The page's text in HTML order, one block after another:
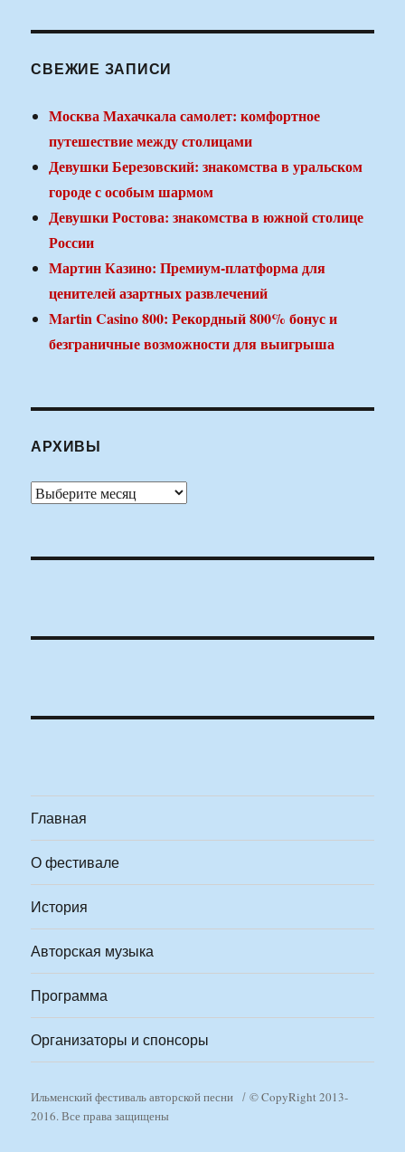
СВЕЖИЕ ЗАПИСИ
Москва Махачкала самолет: комфортное
путешествие между столицами
Девушки Березовский: знакомства в уральском
городе с особым шармом
Девушки Ростова: знакомства в южной столице
России
Мартин Казино: Премиум-платформа для
ценителей азартных развлечений
Martin Casino 800: Рекордный 800% бонус и
безграничные возможности для выигрыша
АРХИВЫ
Архивы
Главная
О фестивале
История
Авторская музыка
Программа
Организаторы и спонсоры
Ильменский фестиваль авторской песни
© CopyRight 2013-
2016. Все права защищены